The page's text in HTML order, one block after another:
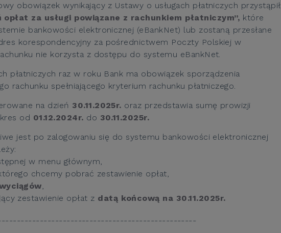
obowiązek wynikający z Ustawy o usługach płatniczych przystąpił
opłat za usługi powiązane z rachunkiem płatniczym”, które
bankowości elektronicznej (eBankNet) lub zostaną przesłane
korespondencyjny za pośrednictwem Poczty Polskiej w
nie korzysta z dostępu do systemu eBankNet.
płatniczych raz w roku Bank ma obowiązek sporządzenia
rachunku spełniającego kryterium rachunku płatniczego.
na dzień 30.11.2025r. oraz przedstawia sumę prowizji
od 01.12.2024r. do 30.11.2025r.
jest po zalogowaniu się do systemu bankowości elektronicznej
w menu głównym,
chcemy pobrać zestawienie opłat,
,
zestawienie opłat z datą końcową na 30.11.2025r.